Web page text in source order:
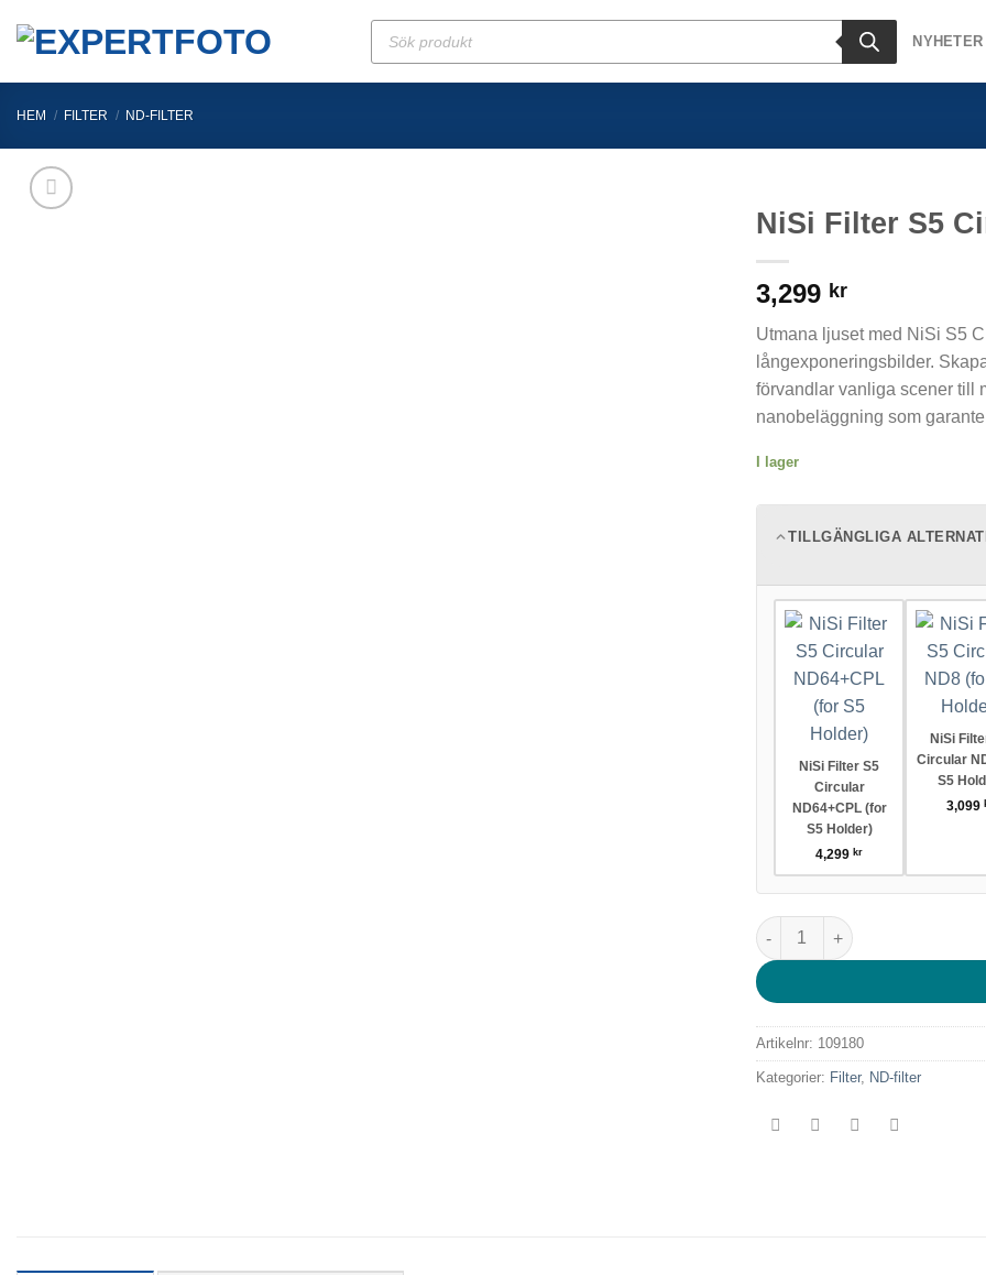
Produktsökning
NYHETER
HEM / FILTER / ND-FILTER
NiSi Filter S5
3,299 kr
Utmana ljuset med NiSi S5
långexponeringsbilder.
förvandlar vanliga scener till
nanobeläggning som
I lager
TILLGÄNGLIGA
NiSi Filter S5
Circular
ND64+CPL (for
S5 Holder)
4,299 kr
NiSi
Circular
S5
3,099
NiSi Filter S5 Circular
Artikelnr: 109180
Kategorier: Filter, ND-filter